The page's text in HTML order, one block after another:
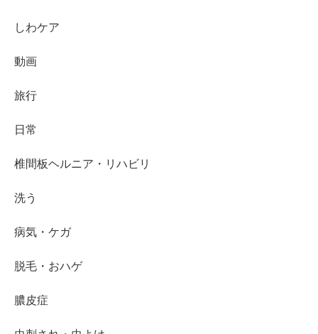
しわケア
動画
旅行
日常
椎間板ヘルニア・リハビリ
洗う
病気・ケガ
脱毛・おハゲ
膿皮症